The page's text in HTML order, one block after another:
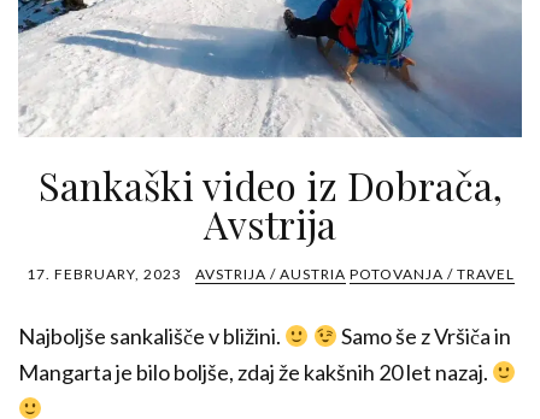
Sankaški video iz Dobrača,
Avstrija
17. FEBRUARY, 2023 AVSTRIJA / AUSTRIA POTOVANJA / TRAVEL
Najboljše sankališče v bližini.
Samo še z Vršiča in
Mangarta je bilo boljše, zdaj že kakšnih 20 let nazaj.